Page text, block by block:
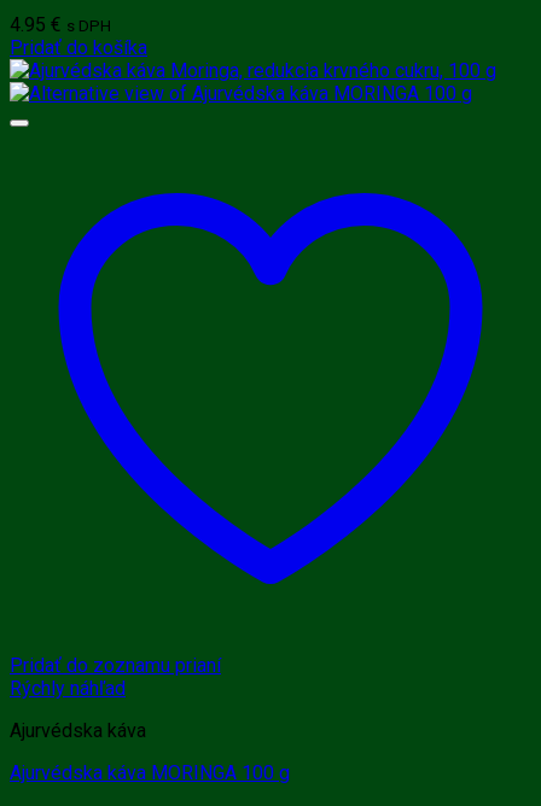
4.95 € s DPH
Pridať do košíka
Pridať do zoznamu prianí
Rýchly náhľad
Ajurvédska káva
Ajurvédska káva MORINGA 100 g